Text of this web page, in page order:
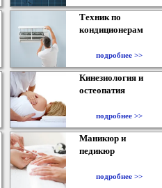
Техник по
кондиционерам
подробнее >>
Кинезиология и
остеопатия
подробнее >>
Маникюр и
педикюр
подробнее >>